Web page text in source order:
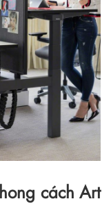
cách Art